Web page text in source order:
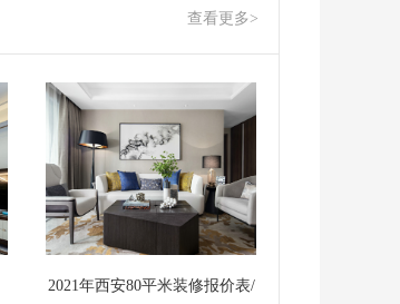
查看更多>
2021年西安80平米装修报价表/